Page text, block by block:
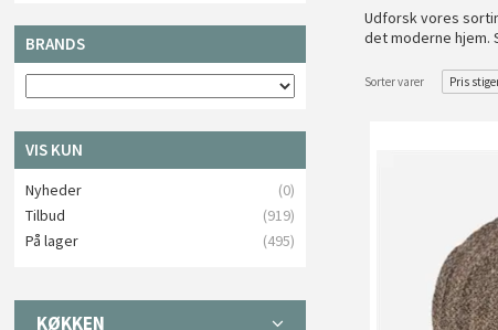
BRANDS
VIS KUN
Nyheder
(0)
Tilbud
(919)
På lager
(495)
KØKKEN
Udforsk vores
det moderne hjem.
Sorter varer Pris